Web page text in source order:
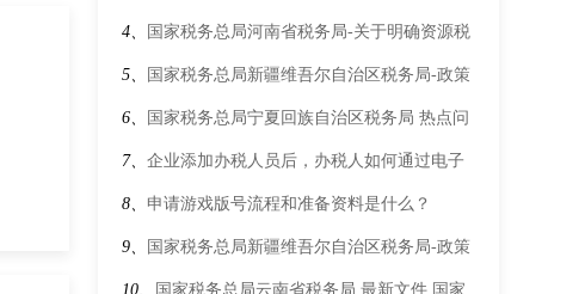
4、 国家税务总局河南省税务局-关于明确资源税
有关政策执行口径的公告
5、 国家税务总局新疆维吾尔自治区税务局-政策
文件-热点问答-纳税人2019年3月31日前开具了
增值税专用发票，4月1日后因销售折让、中止或
者退回等情形需要开具红字发票的，具体应如何
处理？
6、 国家税务总局宁夏回族自治区税务局 热点问
答 在办理2023年度个人所得税综合所得年度汇
算时可享受的税前扣除有哪些？
7、 企业添加办税人员后，办税人如何通过电子
税务局进行确认授权？
8、 申请游戏版号流程和准备资料是什么？
9、 国家税务总局新疆维吾尔自治区税务局-政策
文件-政策解读-关于《国家税务总局关于优化企
10、 国家税务总局云南省税务局 最新文件 国家